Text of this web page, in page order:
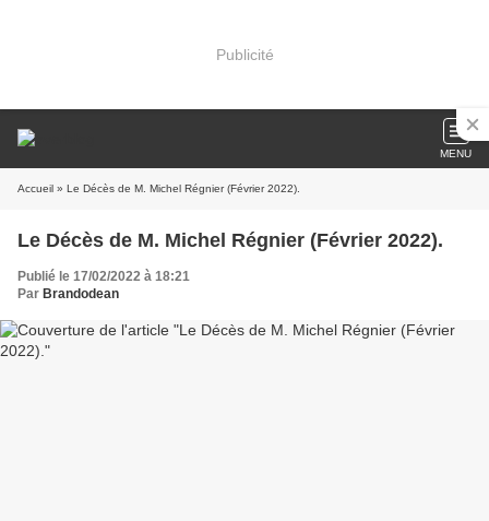
Publicité
MENU
Accueil » Le Décès de M. Michel Régnier (Février 2022).
Le Décès de M. Michel Régnier (Février 2022).
Publié le 17/02/2022 à 18:21
Par Brandodean